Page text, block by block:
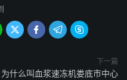
   
下一篇
为什么叫血浆速冻机娄底市中心